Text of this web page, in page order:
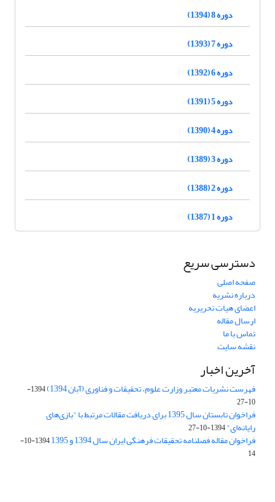
دوره 8 (1394)
دوره 7 (1393)
دوره 6 (1392)
دوره 5 (1391)
دوره 4 (1390)
دوره 3 (1389)
دوره 2 (1388)
دوره 1 (1387)
دسترسی سریع
صفحه اصلی
درباره نشریه
اعضای هیات تحریریه
ارسال مقاله
تماس با ما
نقشه سایت
آخرین اخبار
فهرست نشریات معتبر وزارت علوم، تحقیقات و فناوری (آبان 1394)
1394-
10-27
فراخوان تابستان سال 1395 برای دریافت مقالات مرتبط با "بازی‌های
رایانه‌ای"1394-10-27
فراخوان مقاله فصلنامه تحقیقات فرهنگی ایران سال 1394 و 1395
1394-10-
14